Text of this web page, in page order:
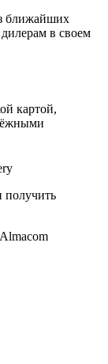
ближайших
в своем
картой,
получить